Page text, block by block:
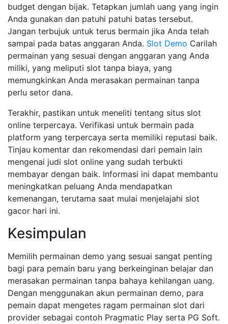
budget dengan bijak. Tetapkan jumlah uang yang ingin
Anda gunakan dan patuhi patuhi batas tersebut.
Jangan terbujuk untuk terus bermain jika Anda telah
sampai pada batas anggaran Anda. Slot Demo Carilah
permainan yang sesuai dengan anggaran yang Anda
miliki, yang meliputi slot tanpa biaya, yang
memungkinkan Anda merasakan permainan tanpa
perlu setor dana.
Terakhir, pastikan untuk meneliti tentang situs slot
online terpercaya. Verifikasi untuk bermain pada
platform yang terpercaya serta memiliki reputasi baik.
Tinjau komentar dan rekomendasi dari pemain lain
mengenai judi slot online yang sudah terbukti
membayar dengan baik. Informasi ini dapat membantu
meningkatkan peluang Anda mendapatkan
kemenangan, terutama saat mulai menjelajahi slot
gacor hari ini.
Kesimpulan
Memilih permainan demo yang sesuai sangat penting
bagi para pemain baru yang berkeinginan belajar dan
merasakan permainan tanpa bahaya kehilangan uang.
Dengan menggunakan akun permainan demo, para
pemain dapat mengetes ragam permainan slot dari
provider sebagai contoh Pragmatic Play serta PG Soft.